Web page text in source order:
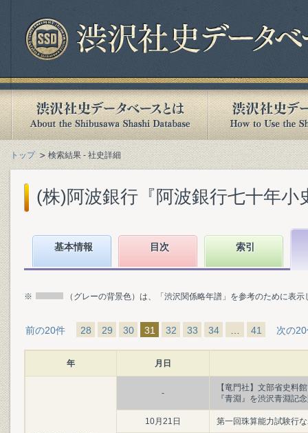
トップ 検索結果 - 社史詳細
(株)阿波銀行『阿波銀行七十年小
基本情報 目次 索引
※ （グレーの背景色）は、「渋沢関係略年譜」を参考のために表
前の20件 28 29 30 31 32 33 34 41 次の
年 月日
-
【竜門社】文部省史料
『青淵』を渋沢青淵記
10月21日 第一回珠算能力試験行